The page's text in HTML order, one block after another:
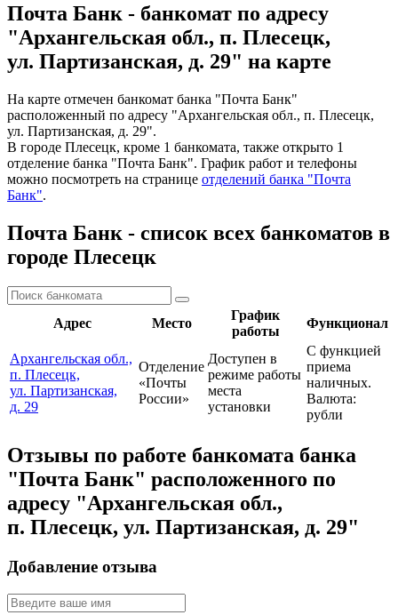
Почта Банк - банкомат по адресу
"Архангельская обл., п. Плесецк,
ул. Партизанская, д. 29" на карте
На карте отмечен банкомат банка "Почта Банк"
расположенный по адресу "Архангельская обл., п. Плесецк,
ул. Партизанская, д. 29".
В городе Плесецк, кроме 1 банкомата, также открыто 1
отделение банка "Почта Банк". График работ и телефоны
можно посмотреть на странице отделений банка "Почта
Банк".
Почта Банк - список всех банкоматов в
городе Плесецк
Адрес Место
График
работы
Функционал
Архангельская обл.,
п. Плесецк,
ул. Партизанская,
д. 29
Отделение
«Почты
России»
Доступен в
режиме работы
места
установки
С функцией
приема
наличных.
Валюта:
рубли
Отзывы по работе банкомата банка
"Почта Банк" расположенного по
адресу "Архангельская обл.,
п. Плесецк, ул. Партизанская, д. 29"
Добавление отзыва